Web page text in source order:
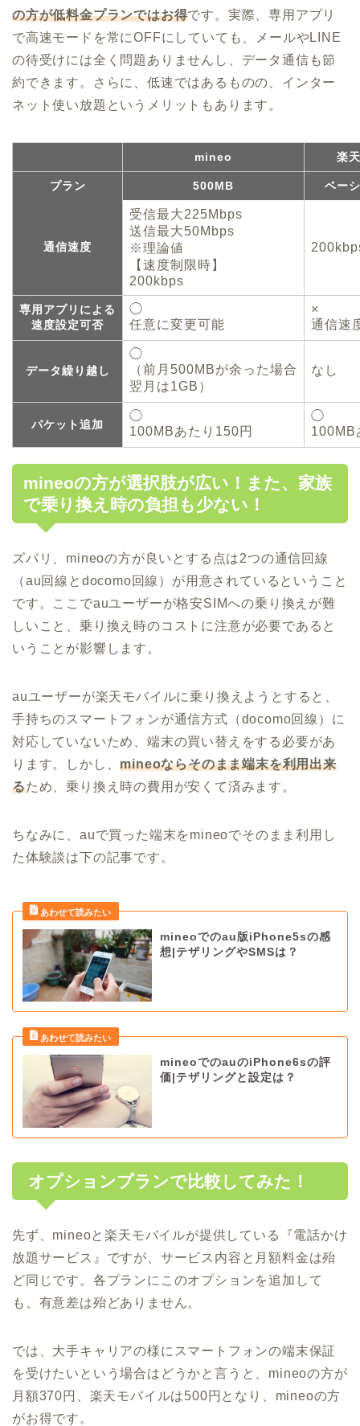
の方が低料金プランではお得です。実際、専用アプリ
で高速モードを常にOFFにしていても、メールやLINE
の待受けには全く問題ありませんし、データ通信も節
約できます。さらに、低速ではあるものの、インター
ネット使い放題というメリットもあります。
mineo 楽
プラン 500MB ベー
通信速度
受信最大225Mbps
送信最大50Mbps
※理論値
【速度制限時】
200kbps
専用アプリによる
速度設定可否
◯
任意に変更可能
×
通信速
データ繰り越し
◯
（前月500MBが余った場合
翌月は1GB）
なし
パケット追加
◯
100MBあたり150円
◯
100MB
mineoの方が選択肢が広い！また、家族
で乗り換え時の負担も少ない！
ズバリ、mineoの方が良いとする点は2つの通信回線
（au回線とdocomo回線）が用意されているということ
です。ここでauユーザーが格安SIMへの乗り換えが難
しいこと、乗り換え時のコストに注意が必要であると
いうことが影響します。
auユーザーが楽天モバイルに乗り換えようとすると、
手持ちのスマートフォンが通信方式（docomo回線）に
対応していないため、端末の買い替えをする必要があ
ります。しかし、mineoならそのまま端末を利用出来
るため、乗り換え時の費用が安くて済みます。
ちなみに、auで買った端末をmineoでそのまま利用し
た体験談は下の記事です。
mineoでのau版iPhone5sの感
想|テザリングやSMSは？
mineoでのauのiPhone6sの評
価|テザリングと設定は？
オプションプランで比較してみた！
先ず、mineoと楽天モバイルが提供している『電話かけ
放題サービス』ですが、サービス内容と月額料金は殆
ど同じです。各プランにこのオプションを追加して
も、有意差は殆どありません。
では、大手キャリアの様にスマートフォンの端末保証
を受けたいという場合はどうかと言うと、mineoの方が
月額370円、楽天モバイルは500円となり、mineoの方
がお得です。